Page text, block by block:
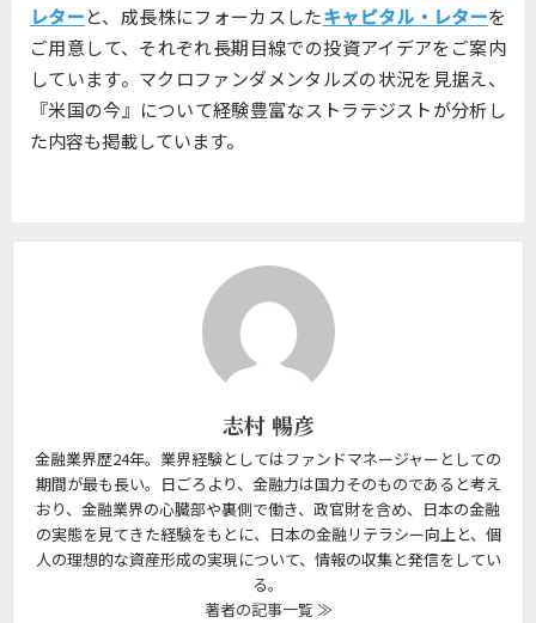
レターと、成長株にフォーカスしたキャピタル・レターを
ご用意して、それぞれ長期目線での投資アイデアをご案内
しています。 マクロファンダメンタルズの状況を見据え、
『米国の今』 について経験豊富なストラテジストが分析し
た内容も掲載しています。
志村 暢彦
金融業界歴24年。業界経験としてはファンドマネージャーとしての
期間が最も長い。日ごろより、金融力は国力そのものであると考え
おり、金融業界の心臓部や裏側で働き、政官財を含め、日本の金融
の実態を見てきた経験をもとに、日本の金融リテラシー向上と、個
人の理想的な資産形成の実現について、情報の収集と発信をしてい
る。
著者の記事一覧 ≫